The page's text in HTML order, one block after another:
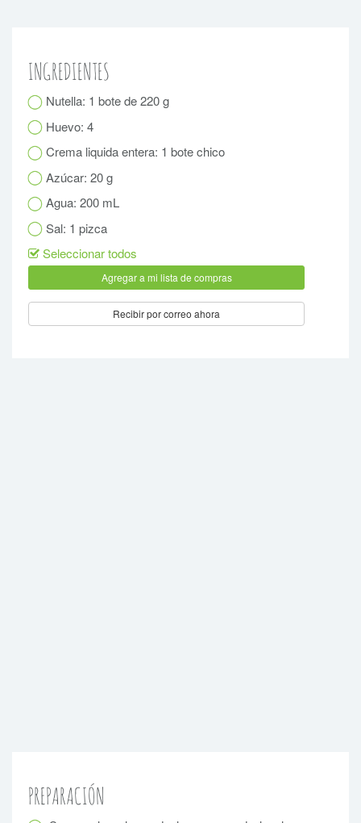
INGREDIENTES
Nutella: 1 bote de 220 g
Huevo: 4
Crema liquida entera: 1 bote chico
Azúcar: 20 g
Agua: 200 mL
Sal: 1 pizca
Seleccionar todos
Recibir por correo ahora
PREPARACIÓN